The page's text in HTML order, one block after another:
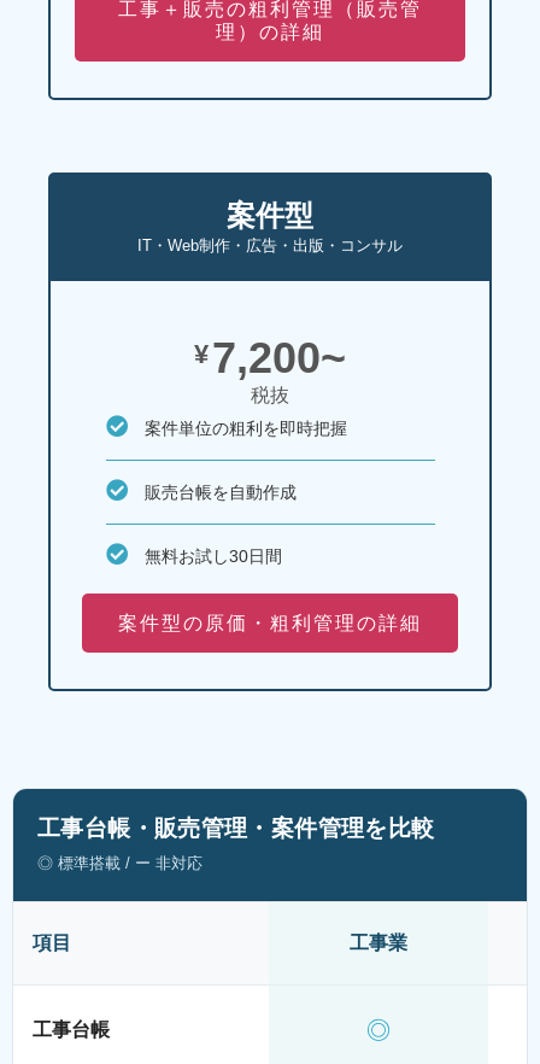
工事＋販売の粗利管理（販売管
理）の詳細
案件型
IT・Web制作・広告・出版・コンサル
¥7,200~
税抜
案件単位の粗利を即時把握
販売台帳を自動作成
無料お試し30日間
案件型の原価・粗利管理の詳細
工事台帳・販売管理・案件管理を比較
◎ 標準搭載 / ー 非対応
項目 工事業
工事台帳 ◎